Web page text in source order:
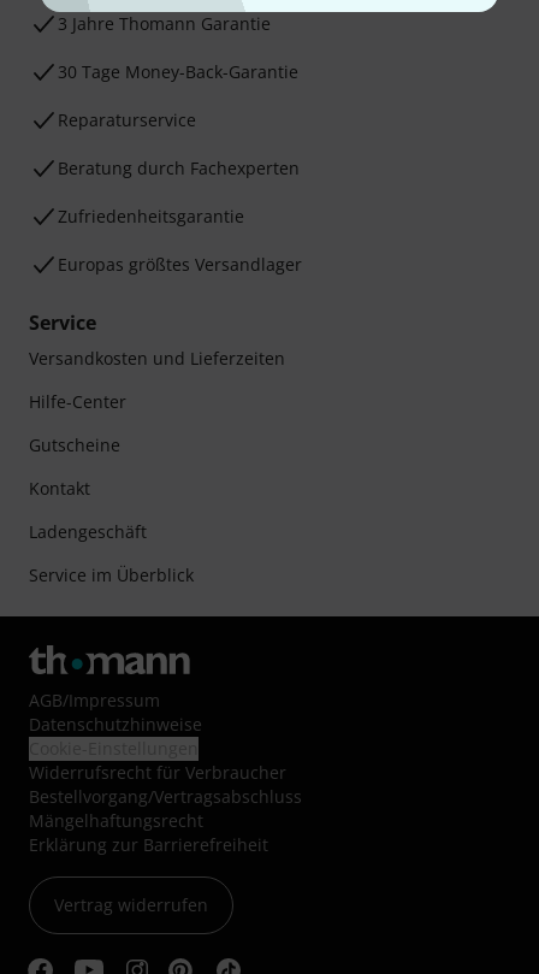
3 Jahre Thomann Garantie
30 Tage Money-Back-Garantie
Reparaturservice
Beratung durch Fachexperten
Zufriedenheitsgarantie
Europas größtes Versandlager
Service
Versandkosten und Lieferzeiten
Hilfe-Center
Gutscheine
Kontakt
Ladengeschäft
Service im Überblick
AGB/Impressum
Datenschutzhinweise
Widerrufsrecht für Verbraucher
Bestellvorgang/Vertragsabschluss
Mängelhaftungsrecht
Erklärung zur Barrierefreiheit
Vertrag widerrufen